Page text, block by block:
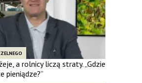
a rolnicy liczą straty. „Gdzie
pieniądze?”